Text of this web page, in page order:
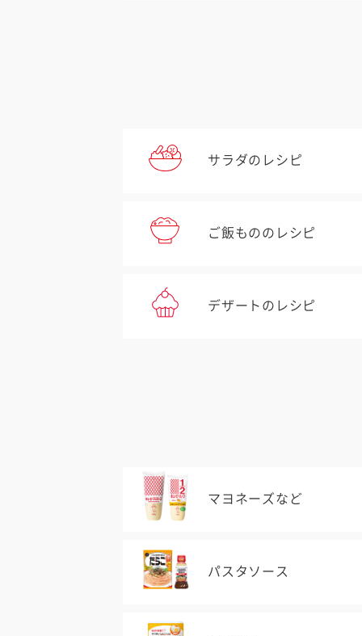
サラダのレシピ
ご飯もののレシピ
デザートのレシピ
マヨネーズなど
パスタソース